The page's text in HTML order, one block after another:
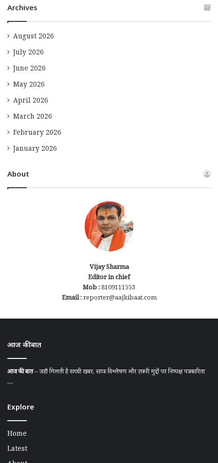
Archives
August 2026
July 2026
June 2026
May 2026
April 2026
March 2026
February 2026
January 2026
About
Vijay Sharma
Editor in chief
Mob :8109111553
Email :reporter@aajkibaat.com
आज की बात
आज की बात– जहाँ मिलती है सच्ची खबर, साफ़ विश्लेषण और ज़रूरी मुद्दों पर निष्पक्ष पत्रकारिता
....
Explore
Home
Latest